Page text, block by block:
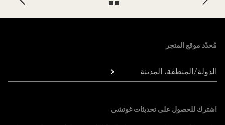
مُحدّد موقع المتجر
الدولة/المنطقة، المدينة
اشترك للحصول على تحديثات غوتشي